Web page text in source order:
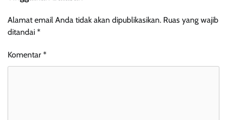
Alamat email Anda tidak akan dipublikasikan. Ruas yang wajib
ditandai *
Komentar *